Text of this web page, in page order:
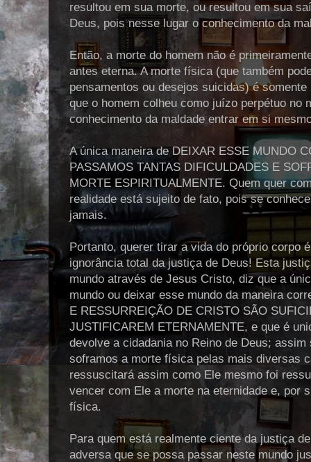
resultou em sua morte, ou resultou em sua
Deus, pois nesse lugar o conhecimento da
Então, a morte do homem não é
antes eterna. A morte física (que também
pensamentos ou desejos suicidas) é
que o homem colheu como juízo perpétuo no
conhecimento da maldade entrar em si
A única maneira de DEIXAR ESSE MUNDO
PASSAMOS TANTAS DIFICULDADES E
MORTE ESPIRITUALMENTE. Quem quer
realidade está sujeito de fato, pois se
jamais.
Portanto, querer tirar a vida do próprio corpo
ignorância total da justiça de Deus! Esta
mundo através de Jesus Cristo, diz que a
mundo ou deixar esse mundo da maneira
E RESSURREIÇÃO DE CRISTO SÃO
JUSTIFICAREM ETERNAMENTE, e que é
devolve a cidadania no Reino de Deus; assim
soframos a morte física pelas mais diversas
ressuscitará assim como Ele mesmo foi
vencer com Ele a morte na eternidade e, por
física.
Para quem está realmente ciente da justiça
adversa que se possa passar neste mundo